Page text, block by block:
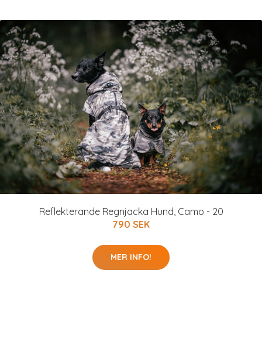
Reflekterande Regnjacka Hund, Camo - 20
790 SEK
MER INFO!